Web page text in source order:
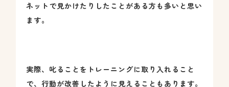
ネットで見かけたりしたことがある方も多いと思い
ます。
実際、叱ることをトレーニングに取り入れること
で、行動が改善したように見えることもあります。